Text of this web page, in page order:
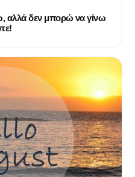
αλλά δεν μπορώ να γίνω